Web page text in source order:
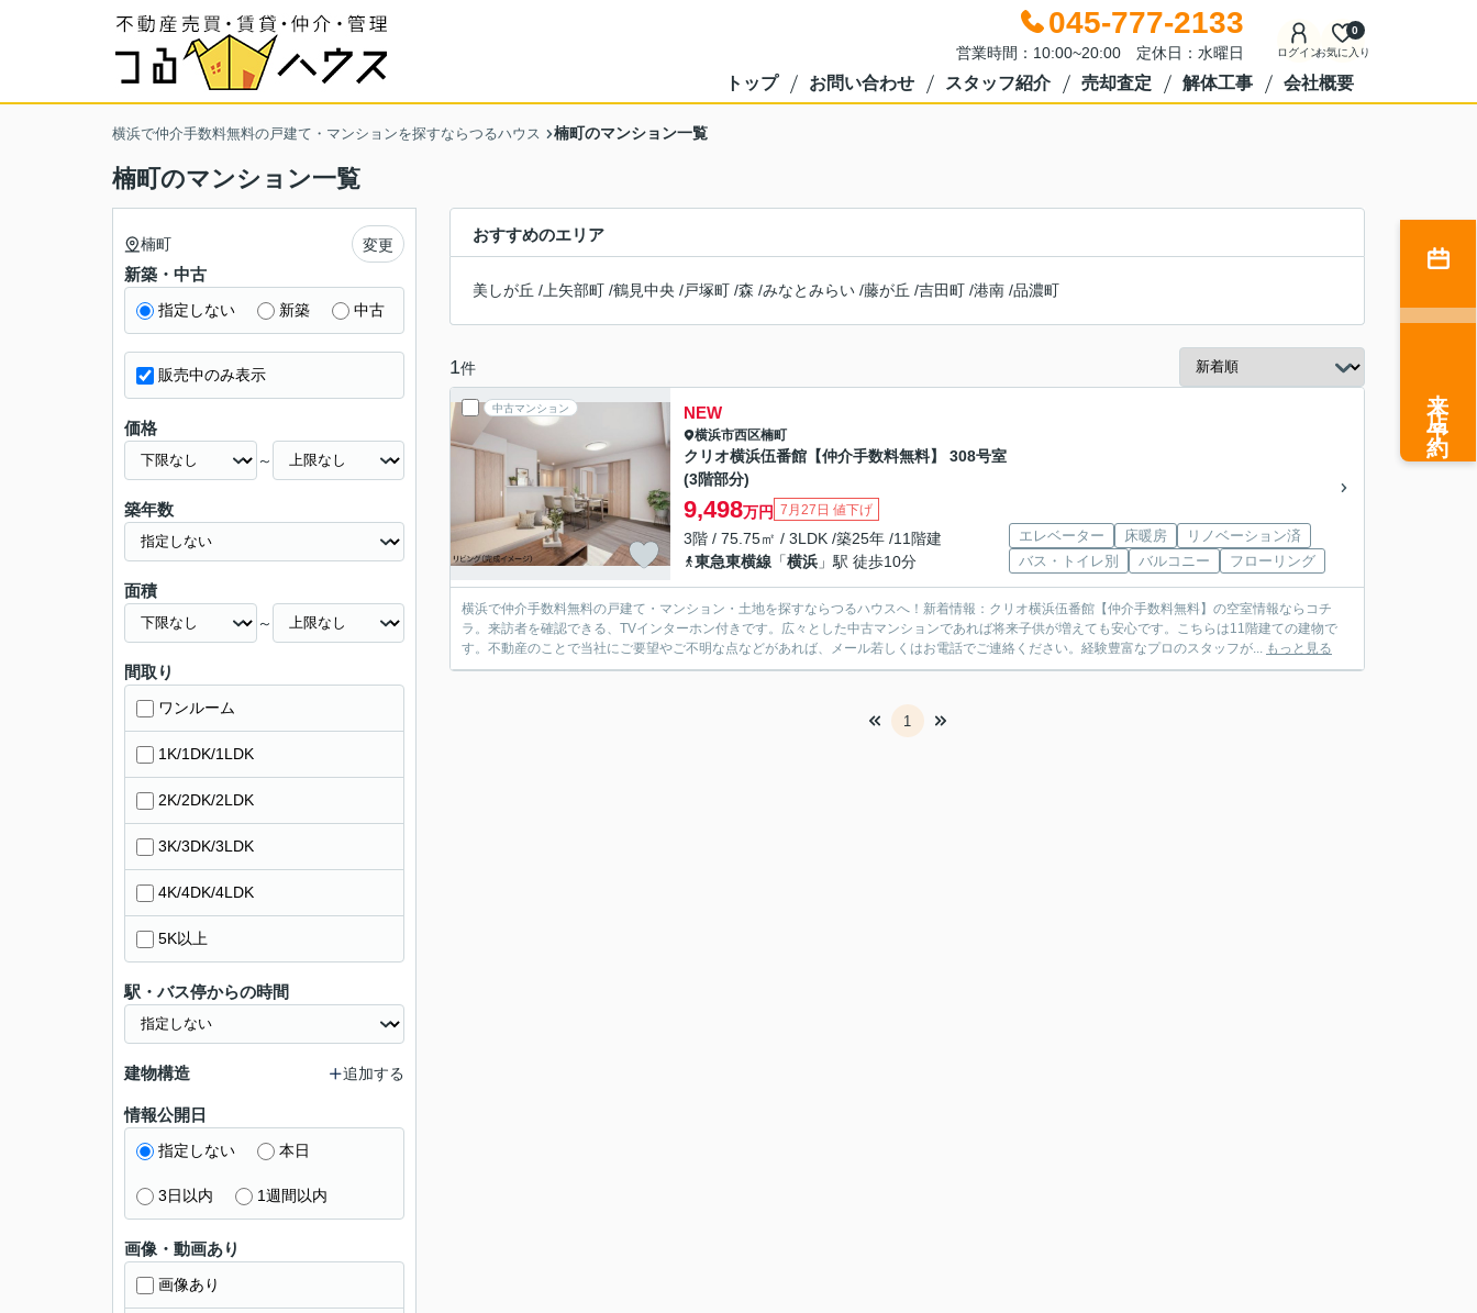
045-777-2133
営業時間：10:00~20:00 定休日：水曜日 ログインお気に入り
0
トップ お問い合わせ スタッフ紹介 売却査定 解体工事 会社概要
横浜で仲介手数料無料の戸建て・マンションを探すならつるハウス 楠町のマンション一覧
楠町のマンション一覧
おすすめのエリア
美しが丘 / 上矢部町 /鶴見中央 /戸塚町 /森 /みなとみらい /藤が丘 /吉田町 /港南 /品濃町
1件
中古マンション NEW
横浜市西区楠町
クリオ横浜伍番館【仲介手数料無料】 308号室
(3階部分)
9,498万円 7月27日 値下げ
3階 / 75.75㎡ / 3LDK /築25年 /11階建
東急東横線 「横浜 」駅 徒歩10分
エレベーター 床暖房
リノベーション済
バス・トイレ別
バルコニー フローリング
横浜で仲介手数料無料の戸建て・マンション・土地を探すならつるハウスへ！新着情報：クリオ横浜伍番館【仲介手数料無料】の空室情報ならコチ
ラ。来訪者を確認できる、TVインターホン付きです。広々とした中古マンションであれば将来子供が増えても安心です。こちらは11階建ての建物で
す。不動産のことで当社にご要望やご不明な点などがあれば、メール若しくはお電話でご連絡ください。経験豊富なプロのスタッフが... もっと見る
1
楠町 変更
新築・中古
指定しない 新築 中古
販売中のみ表示
価格
～
築年数
面積
～
間取り
ワンルーム
1K/1DK/1LDK
2K/2DK/2LDK
3K/3DK/3LDK
4K/4DK/4LDK
5K以上
駅・バス停からの時間
建物構造 追加する
情報公開日
指定しない 本日
3日以内 1週間以内
画像・動画あり
画像あり
来店予約